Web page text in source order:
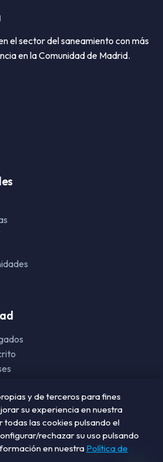
el sector del saneamiento con más
en la Comunidad de Madrid.
los derechos reservados. |Aviso Legal
y de terceros para fines
su experiencia en nuestra
las cookies pulsando el
rechazar su uso pulsando
en nuestra Política de